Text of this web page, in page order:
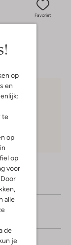
op
en
te
op
op
voor
alle
de
je
Favoriet